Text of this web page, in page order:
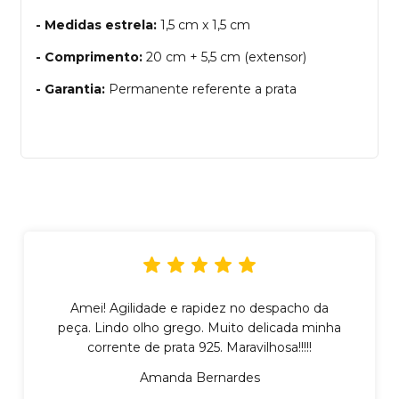
- Medidas estrela: 1,5 cm x 1,5 cm
- Comprimento: 20 cm + 5,5 cm (extensor)
- Garantia: Permanente referente a prata
Amei! Agilidade e rapidez no despacho da
peça. Lindo olho grego. Muito delicada minha
corrente de prata 925. Maravilhosa!!!!!
Amanda Bernardes